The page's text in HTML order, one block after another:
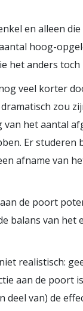
en alleen
hoog-
het anders toch
veel korter
zou
van het aantal
Er
afname van
de poort
balans van
realistisch:
aan de poort
deel van) de